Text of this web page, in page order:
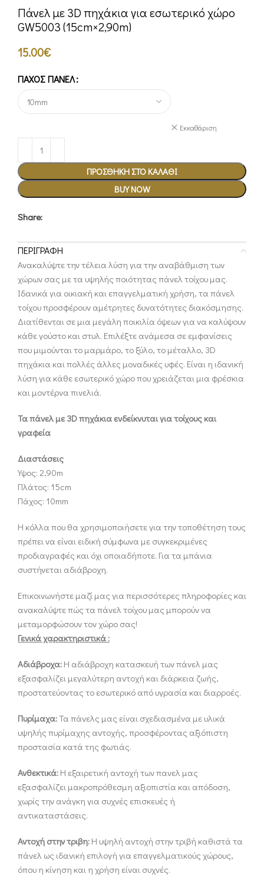
Πάνελ με 3D πηχάκια για εσωτερικό χώρο
GW5003 (15cm×2,90m)
15.00€
ΠΆΧΟΣ ΠΆΝΕΛ
Εκκαθάριση
ΠΡΟΣΘΉΚΗ ΣΤΟ ΚΑΛΆΘΙ
BUY NOW
Share:
ΠΕΡΙΓΡΑΦΉ
Ανακαλύψτε την τέλεια λύση για την αναβάθμιση των
χώρων σας με τα υψηλής ποιότητας πάνελ τοίχου μας.
Ιδανικά για οικιακή και επαγγελματική χρήση, τα πάνελ
τοίχου προσφέρουν αμέτρητες δυνατότητες διακόσμησης.
Διατίθενται σε μια μεγάλη ποικιλία όψεων για να καλύψουν
κάθε γούστο και στυλ. Επιλέξτε ανάμεσα σε εμφανίσεις
που μιμούνται το μαρμάρο, το ξύλο, το μέταλλο, 3D
πηχάκια και πολλές άλλες μοναδικές υφές. Είναι η ιδανική
λύση για κάθε εσωτερικό χώρο που χρειάζεται μια φρέσκια
και μοντέρνα πινελιά.
Τα πάνελ με 3D πηχάκια ενδείκνυται για τοίχους και
γραφεία
Διαστάσεις
Υψος: 2,90m
Πλάτος: 15cm
Πάχος: 10mm
Η κόλλα που θα χρησιμοποιήσετε για την τοποθέτηση τους
πρέπει να είναι ειδική σύμφωνα με συγκεκριμένες
προδιαγραφές και όχι οποιαδήποτε. Για τα μπάνια
συστήνεται αδιάβροχη.
Επικοινωνήστε μαζί μας για περισσότερες πληροφορίες και
ανακαλύψτε πώς τα πάνελ τοίχου μας μπορούν να
μεταμορφώσουν τον χώρο σας!
Γενικά χαρακτηριστικά :
Αδιάβροχα: Η αδιάβροχη κατασκευή των πάνελ μας
εξασφαλίζει μεγαλύτερη αντοχή και διάρκεια ζωής,
προστατεύοντας το εσωτερικό από υγρασία και διαρροές.
Πυρίμαχα:Τα πάνελς μας είναι σχεδιασμένα με υλικά
υψηλής πυρίμαχης αντοχής, προσφέροντας αξιόπιστη
προστασία κατά της φωτιάς.
Ανθεκτικά: Η εξαιρετική αντοχή των πανελ μας
εξασφαλίζει μακροπρόθεσμη αξιοπιστία και απόδοση,
χωρίς την ανάγκη για συχνές επισκευές ή
αντικαταστάσεις.
Αντοχή στην τριβη: Η υψηλή αντοχή στην τριβή καθιστά τα
πάνελ ως ιδανική επιλογή για επαγγελματικούς χώρους,
όπου η κίνηση και η χρήση είναι συχνές.